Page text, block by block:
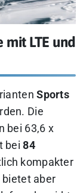
mit LTE und
Sports
Die
bei 63,6 x
bei84
kompakter
bietet aber